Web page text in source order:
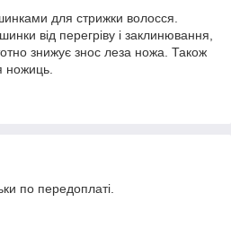
для стрижки волосся.
від перегріву і заклинювання,
знижує знос леза ножа. Також
ножиць.
по передоплаті.